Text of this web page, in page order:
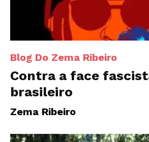
Blog Do Zema Ribeiro
Contra a face
brasileiro
Zema Ribeiro